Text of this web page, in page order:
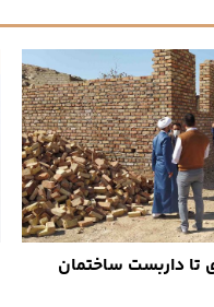
تا داربست ساختمان